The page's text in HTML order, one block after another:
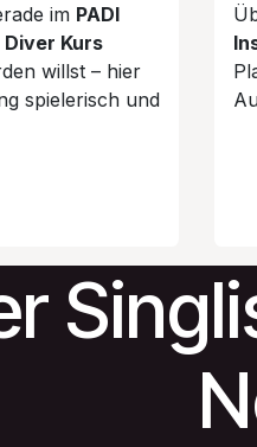
im PADI
Kurs
willst – hier
spielerisch und